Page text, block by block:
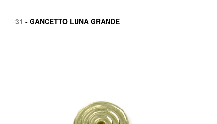
31 - GANCETTO LUNA GRANDE